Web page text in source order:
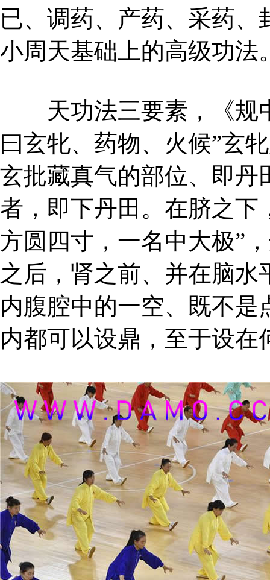
已、调药、产药、采药
小周天基础上的高级功法
天功法三要素，《规
曰玄牝、药物、火候”玄
玄批藏真气的部位、即丹
者，即下丹田。在脐之下
方圆四寸，一名中大极”
之后，肾之前、并在脑
内腹腔中的一空、既不
内都可以设鼎，至于设